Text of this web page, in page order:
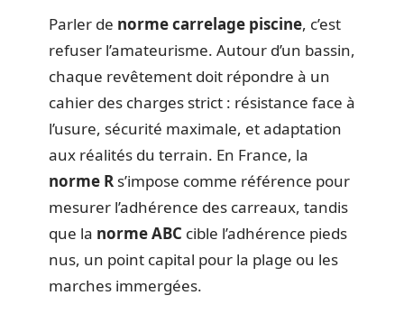
Parler de norme carrelage piscine, c’est
refuser l’amateurisme. Autour d’un bassin,
chaque revêtement doit répondre à un
cahier des charges strict : résistance face à
l’usure, sécurité maximale, et adaptation
aux réalités du terrain. En France, la
norme R s’impose comme référence pour
mesurer l’adhérence des carreaux, tandis
que la norme ABC cible l’adhérence pieds
nus, un point capital pour la plage ou les
marches immergées.